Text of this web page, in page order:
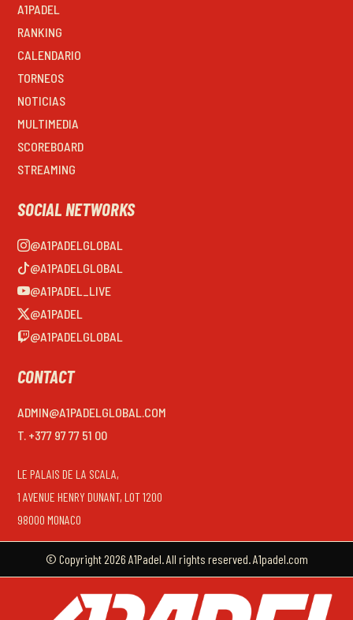
A1PADEL
RANKING
CALENDARIO
TORNEOS
NOTICIAS
MULTIMEDIA
SCOREBOARD
STREAMING
SOCIAL NETWORKS
@A1PADELGLOBAL
@A1PADELGLOBAL
@A1PADEL_LIVE
@A1PADEL
@A1PADELGLOBAL
CONTACT
ADMIN@A1PADELGLOBAL.COM
T. +377 97 77 51 00
LE PALAIS DE LA SCALA,
1 AVENUE HENRY DUNANT, LOT 1200
98000 MONACO
© Copyright 2026 A1Padel. All rights reserved. A1padel.com